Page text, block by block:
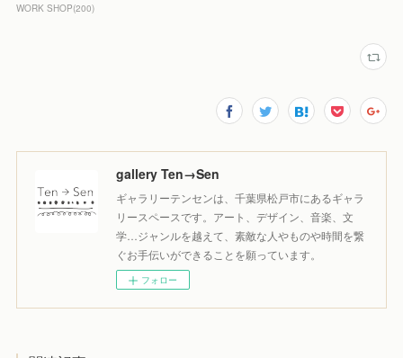
WORK SHOP(200)
gallery Ten→Sen
ギャラリーテンセンは、千葉県松戸市にあるギャラ
リースペースです。アート、デザイン、音楽、文
学…ジャンルを越えて、素敵な人やものや時間を繋
ぐお手伝いができることを願っています。
フォロー